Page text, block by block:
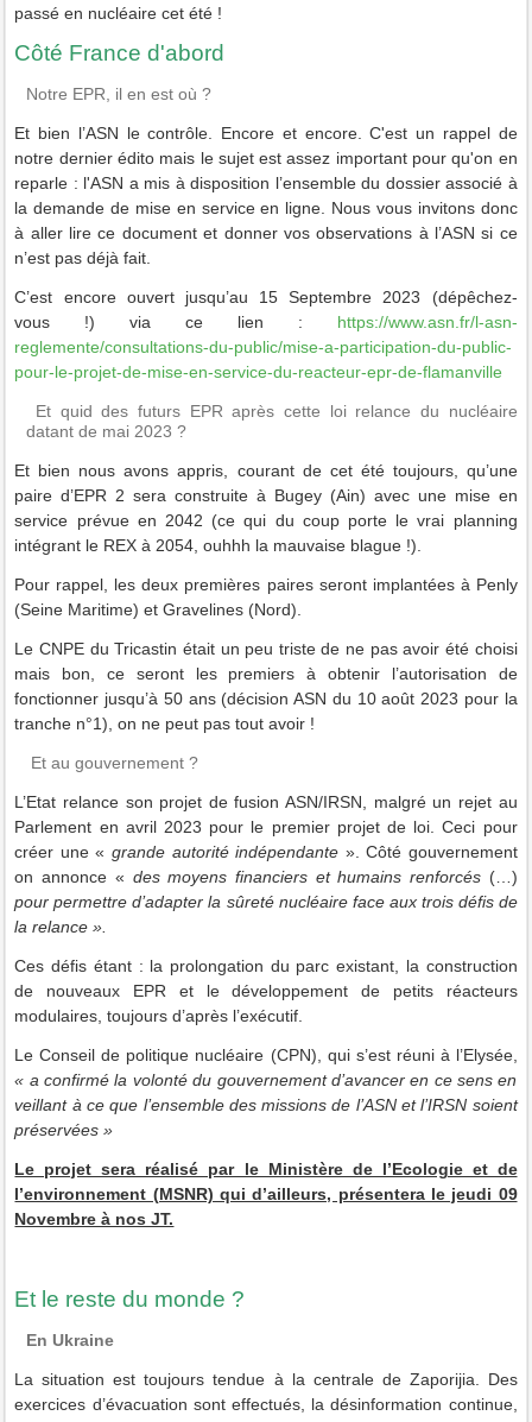
passé en nucléaire cet été !
Côté France d'abord
Notre EPR, il en est où ?
Et bien l’ASN le contrôle. Encore et encore. C'est un rappel de
notre dernier édito mais le sujet est assez important pour qu'on en
reparle : l'ASN a mis à disposition l’ensemble du dossier associé à
la demande de mise en service en ligne. Nous vous invitons donc
à aller lire ce document et donner vos observations à l’ASN si ce
n’est pas déjà fait.
C’est encore ouvert jusqu’au 15 Septembre 2023 (dépêchez-
vous !) via ce lien : https://www.asn.fr/l-asn-
reglemente/consultations-du-public/mise-a-participation-du-public-
pour-le-projet-de-mise-en-service-du-reacteur-epr-de-flamanville
Et quid des futurs EPR après cette loi relance du nucléaire
datant de mai 2023 ?
Et bien nous avons appris, courant de cet été toujours, qu’une
paire d’EPR 2 sera construite à Bugey (Ain) avec une mise en
service prévue en 2042 (ce qui du coup porte le vrai planning
intégrant le REX à 2054, ouhhh la mauvaise blague !).
Pour rappel, les deux premières paires seront implantées à Penly
(Seine Maritime) et Gravelines (Nord).
Le CNPE du Tricastin était un peu triste de ne pas avoir été choisi
mais bon, ce seront les premiers à obtenir l’autorisation de
fonctionner jusqu’à 50 ans (décision ASN du 10 août 2023 pour la
tranche n°1), on ne peut pas tout avoir !
Et au gouvernement ?
L’Etat relance son projet de fusion ASN/IRSN, malgré un rejet au
Parlement en avril 2023 pour le premier projet de loi. Ceci pour
créer une « grande autorité indépendante ». Côté gouvernement
on annonce « des moyens financiers et humains renforcés (…)
pour permettre d’adapter la sûreté nucléaire face aux trois défis de
la relance ».
Ces défis étant : la prolongation du parc existant, la construction
de nouveaux EPR et le développement de petits réacteurs
modulaires, toujours d’après l’exécutif.
Le Conseil de politique nucléaire (CPN), qui s’est réuni à l’Elysée,
« a confirmé la volonté du gouvernement d’avancer en ce sens en
veillant à ce que l’ensemble des missions de l’ASN et l’IRSN soient
préservées »
Le projet sera réalisé par le Ministère de l’Ecologie et de
l’environnement (MSNR) qui d’ailleurs, présentera le jeudi 09
Novembre à nos JT.
Et le reste du monde ?
En Ukraine
La situation est toujours tendue à la centrale de Zaporijia. Des
exercices d’évacuation sont effectués, la désinformation continue,